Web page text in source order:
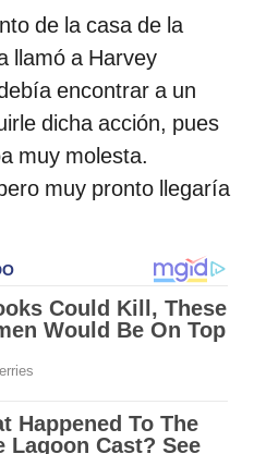
de la casa de la
llamó a Harvey
encontrar a un
dicha acción, pues
muy molesta.
muy pronto llegaría